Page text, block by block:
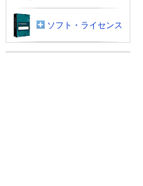
ソフト・ライセンス